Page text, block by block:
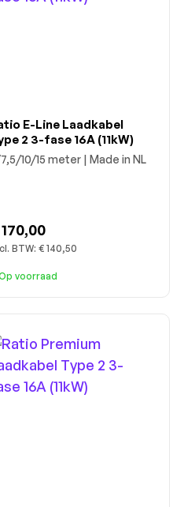
E-Line Laadkabel
2 3-fase 16A (11kW)
10/15 meter | Made in NL
BTW: € 140,50
voorraad